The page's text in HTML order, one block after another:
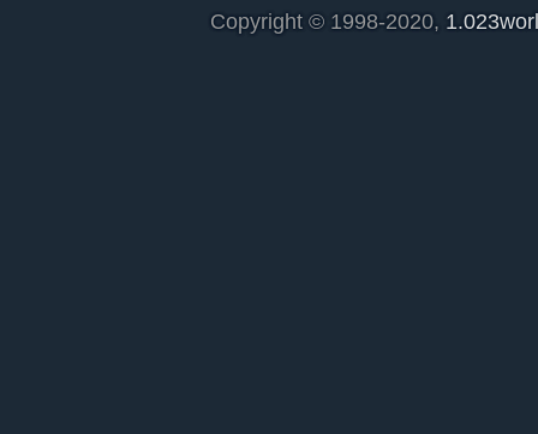
Copyright © 1998-2020,